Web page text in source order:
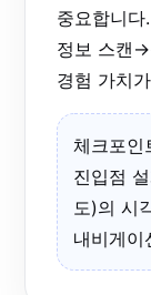
중요합니
정보 스캔→
경험 가치
체크포인
진입점
도)의 시
내비게이